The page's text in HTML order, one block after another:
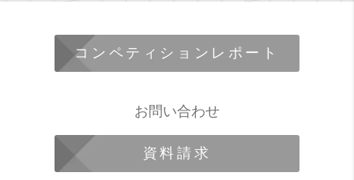
コンペティションレポート
お問い合わせ
資料請求